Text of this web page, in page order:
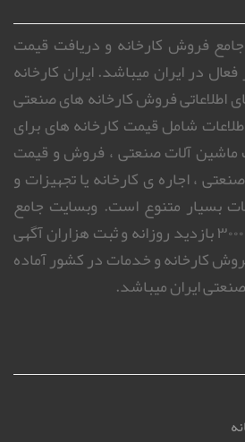
جامع فروش کارخانه و دریافت قیمت
در ایران میباشد. ایران کارخانه
اطلاعاتی فروش کارخانه های صنعتی
شامل قیمت کارخانه های برای
آلات صنعتی ، فروش و قیمت
، اجاره ی کارخانه یا تجهیزات و
بسیار متنوع است. وبسایت جامع
ایران کارخانه با بیش از ۳۰۰۰ بازدید روزانه و ثبت هزاران آگهی
کارخانه و خدمات در کشور آماده
ایران میباشد.